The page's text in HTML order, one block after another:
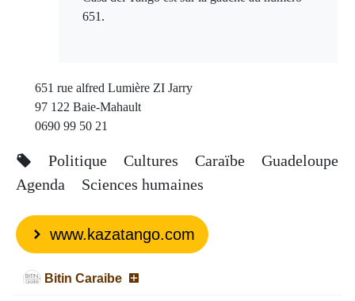
651.
651 rue alfred Lumière ZI Jarry
97 122 Baie-Mahault
0690 99 50 21
Politique Cultures Caraïbe
Guadeloupe
Agenda
Sciences humaines
www.kazatango.com
Bitin Caraibe